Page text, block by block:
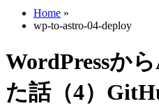
Home »
wp-to-astro-04-deploy
WordPressか
た話（4）